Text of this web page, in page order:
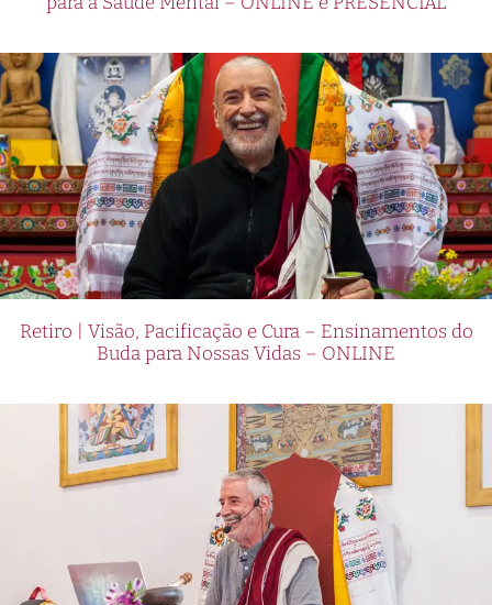
Retiro | Visão, Pacificação e Cura – Ensinamentos do
Buda para Nossas Vidas – ONLINE